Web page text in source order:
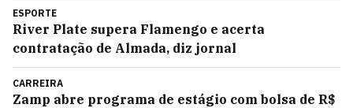
ESPORTE
River Plate supera Flamengo e acerta
contratação de Almada, diz jornal
CARREIRA
Zamp abre programa de estágio com bolsa de R$